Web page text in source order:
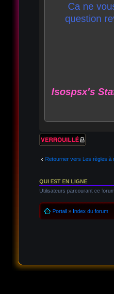
Ca ne
question
Isospsx's
Sujet verrouillé
Retourner vers Les règles à
QUI EST EN LIGNE
Utilisateurs parcourant ce
Portail» Index du forum